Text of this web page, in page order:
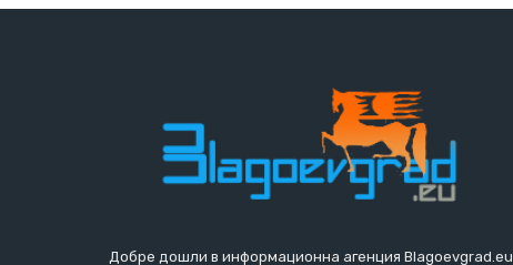
Добре дошли в информационна агенция Blagoevgrad.eu